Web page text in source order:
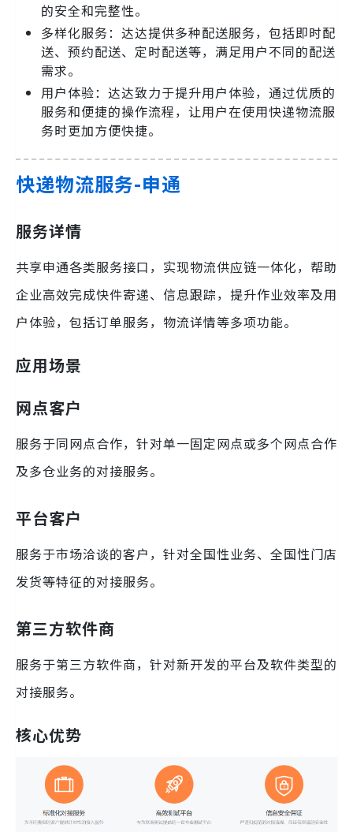
的安全和完整性。
多样化服务：达达提供多种配送服务，包括即时配
送、预约配送、定时配送等，满足用户不同的配送
需求。
用户体验：达达致力于提升用户体验，通过优质的
服务和便捷的操作流程，让用户在使用快递物流服
务时更加方便快捷。
快递物流服务-申通
服务详情
共享申通各类服务接口，实现物流供应链一体化，帮助
企业高效完成快件寄递、信息跟踪，提升作业效率及用
户体验，包括订单服务，物流详情等多项功能。
应用场景
网点客户
服务于同网点合作，针对单一固定网点或多个网点合作
及多仓业务的对接服务。
平台客户
服务于市场洽谈的客户，针对全国性业务、全国性门店
发货等特征的对接服务。
第三方软件商
服务于第三方软件商，针对新开发的平台及软件类型的
对接服务。
核心优势